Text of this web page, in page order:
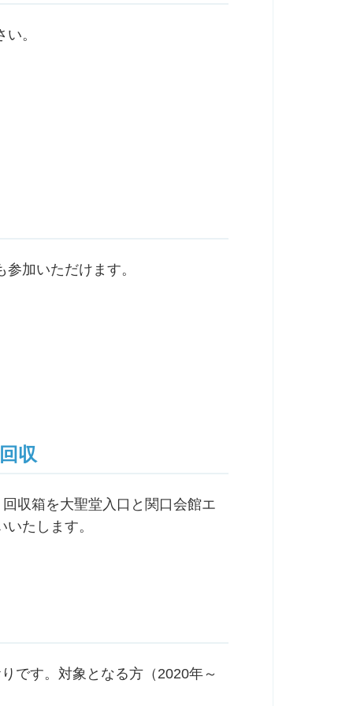
。
加いただけます。
収
収箱を大聖堂入口と関口会館エ
たします。
です。対象となる方（2020年～